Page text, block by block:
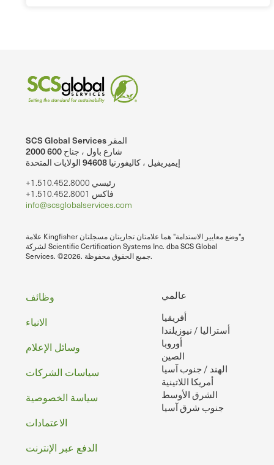
SCS Global Services المقر
2000 شارع باول ، جناح 600
إيميريفيل ، كاليفورنيا 94608 الولايات المتحدة
+1.510.452.8000 رئيسي
+1.510.452.8001 فاكس
info@scsglobalservices.com
علامة Kingfisher و"وضع معايير الاستدامة" هما علامتان تجاريتان مسجلتان
لشركة Scientific Certification Systems Inc. dba SCS Global
Services. ©2026. جميع الحقوق محفوظة.
عالمي
أفريقيا
أستراليا / نيوزيلندا
أوروبا
الصين
الهند / جنوب آسيا
أمريكا اللاتينية
الشرق الأوسط
جنوب شرق آسيا
تذييل
الصفحه
وظائف
الانباء
وسائل الإعلام
سياسات الشركات
سياسة الخصوصية
الاعتمادات
الدفع عبر الإنترنت